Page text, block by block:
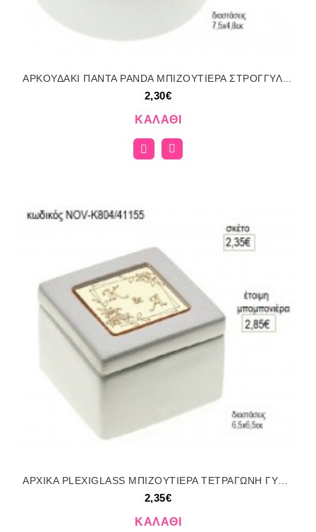
ΑΡΚΟΥΔΑΚΙ ΠΑΝΤΑ PANDA ΜΠΙΖΟΥΤΙΕΡΑ ΣΤΡΟΓΓΥΛΗ ΓΥΨΙΝΗ για μπομπονιέρες γούρι δώρο NOV-Κ778/41150 2.30€!!!
2,30€
ΚΑΛΆΘΙ
ΑΡΧΙΚΑ PLEXIGLASS ΜΠΙΖΟΥΤΙΕΡΑ ΤΕΤΡΑΓΩΝΗ ΓΥΨΙΝΗ για μπομπονιέρες γούρι δώρο NOV-Κ804/41155 2.35€!!!
2,35€
ΚΑΛΆΘΙ